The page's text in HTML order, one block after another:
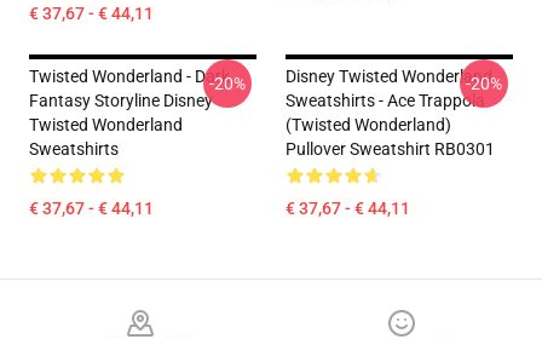
€ 37,67 - € 44,11
Twisted Wonderland - Dark
Fantasy Storyline Disney
Twisted Wonderland
Sweatshirts
€ 37,67 - € 44,11
-20%
Disney Twisted Wonderland
Sweatshirts - Ace Trappola
(Twisted Wonderland)
Pullover Sweatshirt RB0301
€ 37,67 - € 44,11
-20%